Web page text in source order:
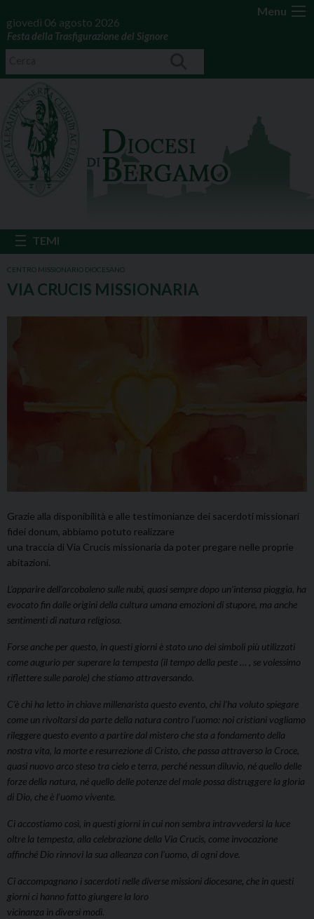
Menu
giovedì 06 agosto 2026
Festa della Trasfigurazione del Signore
CENTRO MISSIONARIO DIOCESANO
VIA CRUCIS MISSIONARIA
Grazie alla disponibilità e alle testimonianze dei sacerdoti missionari
fidei donum, abbiamo potuto realizzare
una traccia di Via Crucis missionaria da poter pregare nelle proprie
abitazioni.
L’apparire dell’arcobaleno sulle nubi, quasi sempre dopo un’intensa pioggia, ha
evocato fin dalle origini della cultura umana emozioni di stupore, ma anche
sentimenti di natura religiosa.
Forse anche per questo, in questi giorni è stato uno dei simboli più utilizzati
come augurio per superare la tempesta (il tempo della peste … , se volessimo
riflettere sulle parole) che stiamo attraversando.
C’è chi ha letto in chiave millenarista questo evento, chi l’ha voluto spiegare
come un rivoltarsi da parte della natura contro l’uomo: noi cristiani vogliamo
rileggere questo evento a partire dal mistero che sta a fondamento della
nostra vita, la morte e resurrezione di Cristo, che passa attraverso la Croce,
quasi nuovo arco steso tra cielo e terra, perché nessun diluvio, né quello delle
forze della natura, né quello delle potenze del male possa distruggere la gloria
di Dio, che è l’uomo vivente.
Ci accostiamo così, in questi giorni in cui non sembra intravvedersi la luce
oltre la tempesta, alla celebrazione della Via Crucis, come invocazione
affinché Dio rinnovi la sua alleanza con l’uomo, di ogni dove.
Ci accompagnano i sacerdoti nelle diverse missioni diocesane, che in questi
giorni ci hanno fatto giungere la loro
vicinanza in diversi modi.